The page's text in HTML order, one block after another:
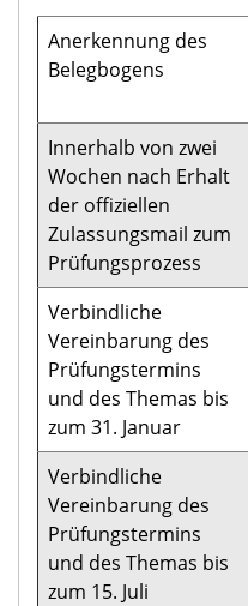
Anerkennung des
Belegbogens
Innerhalb von zwei
Wochen nach Erhalt
der offiziellen
Zulassungsmail zum
Prüfungsprozess
Verbindliche
Vereinbarung des
Prüfungstermins
und des Themas bis
zum 31. Januar
Verbindliche
Vereinbarung des
Prüfungstermins
und des Themas bis
zum 15. Juli